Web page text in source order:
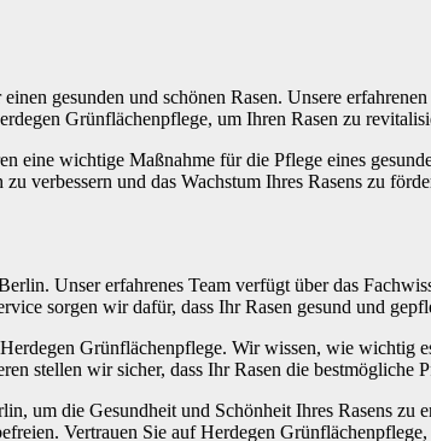
gesunden und schönen Rasen. Unsere
Grünflächenpflege, um Ihren Rasen zu
eine wichtige Maßnahme für die Pflege eines
verbessern und das Wachstum Ihres Rasens zu
Unser erfahrenes Team verfügt über das
sorgen wir dafür, dass Ihr Rasen gesund und
Grünflächenpflege. Wir wissen, wie wichtig
stellen wir sicher, dass Ihr Rasen die bestmögliche
um die Gesundheit und Schönheit Ihres Rasens zu
Vertrauen Sie auf Herdegen